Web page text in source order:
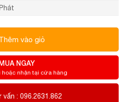
vào giỏ
NGAY
hoặc nhận tại cửa hàng
: 096.2631.862